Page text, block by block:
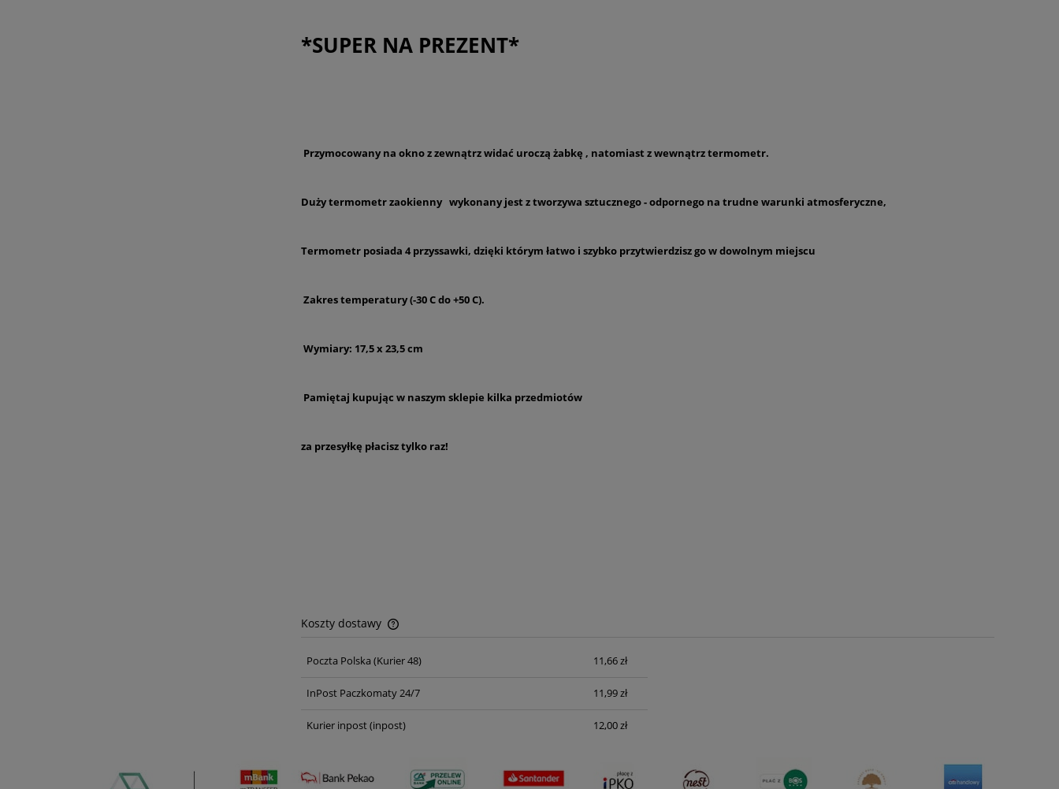
*SUPER NA PREZENT*
Przymocowany na okno z zewnątrz widać uroczą żabkę , natomiast z wewnątrz termometr.
Duży termometr zaokienny wykonany jest z tworzywa sztucznego - odpornego na trudne warunki atmosferyczne,
Termometr posiada 4 przyssawki, dzięki którym łatwo i szybko przytwierdzisz go w dowolnym miejscu
Zakres temperatury (-30 C do +50 C).
Wymiary: 17,5 x 23,5 cm
Pamiętaj kupując w naszym sklepie kilka przedmiotów
za przesyłkę płacisz tylko raz!
Koszty dostawy
Cena nie zawiera ewentualnych kosztów
Poczta Polska (Kurier 48) 11,66 zł
InPost Paczkomaty 24/7 11,99 zł
Kurier inpost(inpost) 12,00 zł